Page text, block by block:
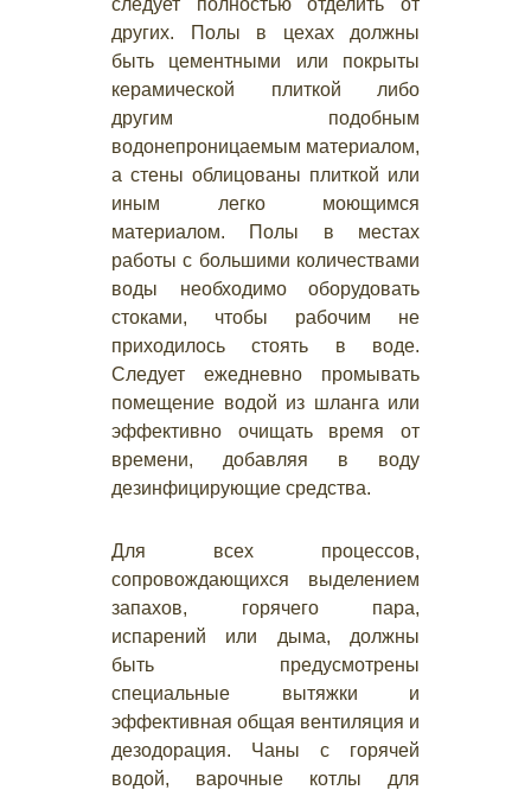
следует полностью отделить от
других. Полы в цехах должны
быть цементными или покрыты
керамической плиткой либо
другим подобным
водонепроницаемым материалом,
а стены облицованы плиткой или
иным легко моющимся
материалом. Полы в местах
работы с большими количествами
воды необходимо оборудовать
стоками, чтобы рабочим не
приходилось стоять в воде.
Следует ежедневно промывать
помещение водой из шланга или
эффективно очищать время от
времени, добавляя в воду
дезинфицирующие средства.
Для всех процессов,
сопровождающихся выделением
запахов, горячего пара,
испарений или дыма, должны
быть предусмотрены
специальные вытяжки и
эффективная общая вентиляция и
дезодорация. Чаны с горячей
водой, варочные котлы для